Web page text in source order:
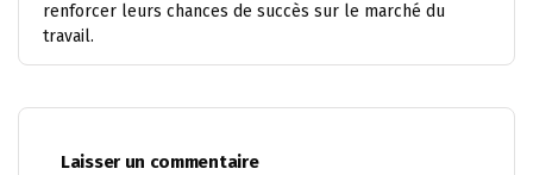
renforcer leurs chances de succès sur le marché du
travail.
Laisser un commentaire